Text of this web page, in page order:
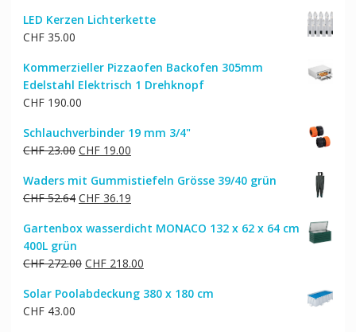
LED Kerzen Lichterkette
CHF35.00
Kommerzieller Pizzaofen Backofen 305mm
Edelstahl Elektrisch 1 Drehknopf
CHF190.00
Schlauchverbinder 19 mm 3/4"
CHF23.00 Ursprünglicher
war:
CHF 23.00
CHF19.00Aktueller
ist:
CHF 19.00.
Waders mit Gummistiefeln Grösse 39/40 grün
CHF52.64 Ursprünglicher
war:
CHF36.19Aktueller
ist:
Gartenbox wasserdicht MONACO 132 x 62 x 64 cm
400L grün
CHF272.00 Ursprünglicher
war:
CHF218.00Aktueller
ist:
Solar Poolabdeckung 380 x 180 cm
CHF43.00